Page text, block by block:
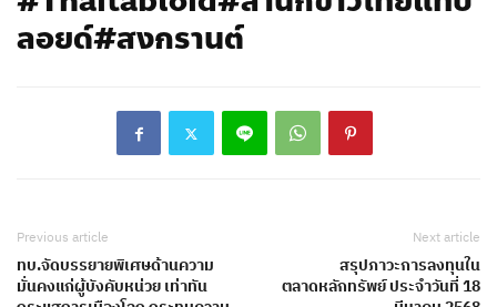
ลอยด์#สงกรานต์
Previous article
ทบ.จัดบรรยายพิเศษด้านความ
มั่นคงแก่ผู้บังคับหน่วย เท่าทัน
Next article
สรุปภาวะการลงทุนใน
ตลาดหลักทรัพย์ ประจำวันที่ 18